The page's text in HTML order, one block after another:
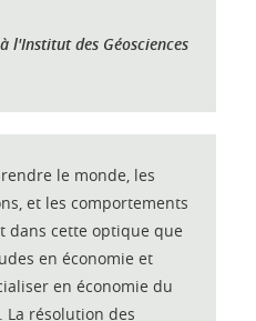
l'Institut des Géosciences
le monde, les
et les comportements
dans cette optique que
en économie et
en économie du
résolution des